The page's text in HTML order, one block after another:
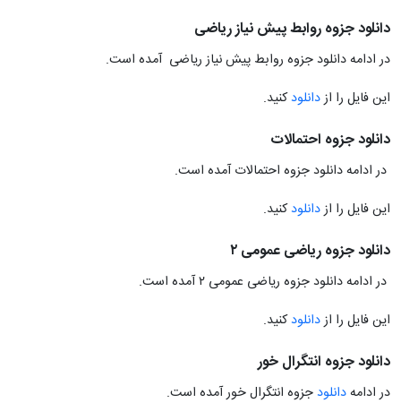
دانلود جزوه روابط پیش نیاز ریاضی
در ادامه دانلود جزوه روابط پیش نیاز ریاضی آمده است.
این فایل را ازدانلودکنید.
دانلود جزوه احتمالات
در ادامه دانلود جزوه احتمالات آمده است.
این فایل را ازدانلودکنید.
دانلود جزوه ریاضی عمومی ۲
در ادامه دانلود جزوه ریاضی عمومی ۲ آمده است.
این فایل را ازدانلودکنید.
دانلود جزوه انتگرال خور
در ادامهدانلود جزوه انتگرال خور آمده است.